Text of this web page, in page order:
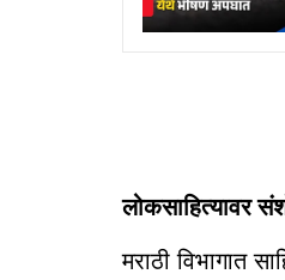
लोकसाहित्यावर
मराठी विभागात